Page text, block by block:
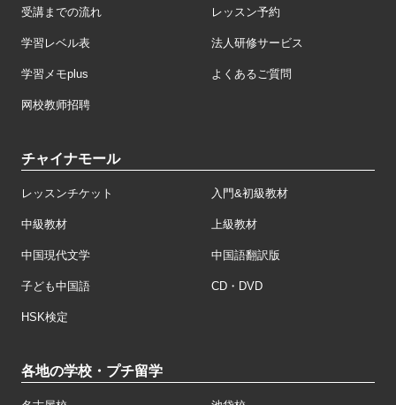
受講までの流れ レッスン予約
学習レベル表 法人研修サービス
学習メモplus よくあるご質問
网校教师招聘
チャイナモール
レッスンチケット 入門&初級教材
中級教材 上級教材
中国現代文学 中国語翻訳版
子ども中国語 CD・DVD
HSK検定
各地の学校・プチ留学